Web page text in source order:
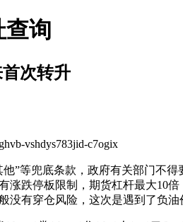
查询
次转升
vshdys783jid-c7ogix
等兜底条款，政府有关部门不
停板限制，期货杠杆最大10
有穿仓风险，这次是遇到了负油